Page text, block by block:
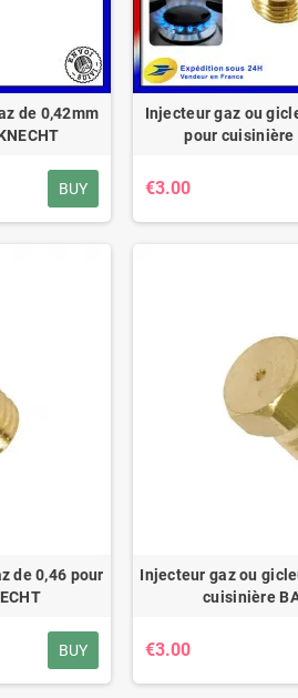
de 0,42mm
BUY
Injecteur gaz ou
pour cuisinière
€3.00
de 0,46 pour
BUY
Injecteur gaz ou
cuisinière
€3.00